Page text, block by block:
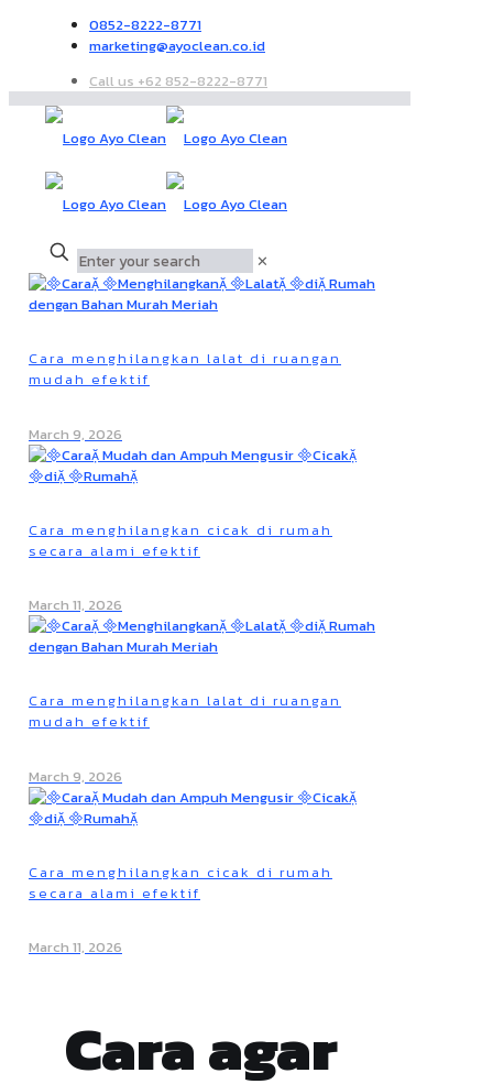
0852-8222-8771
marketing@ayoclean.co.id
Call us +62 852-8222-8771
✕
Cara menghilangkan lalat di ruangan
mudah efektif
March 9, 2026
Cara menghilangkan cicak di rumah
secara alami efektif
March 11, 2026
Cara menghilangkan lalat di ruangan
mudah efektif
March 9, 2026
Cara menghilangkan cicak di rumah
secara alami efektif
March 11, 2026
Cara agar